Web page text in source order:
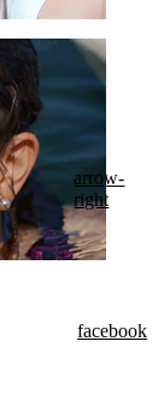
arrow-
right
facebook